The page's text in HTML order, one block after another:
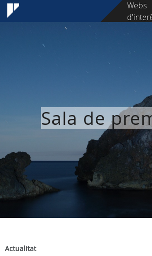
Webs
Sala de
Actualitat